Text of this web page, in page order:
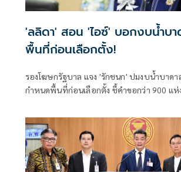
'ลลิดา' สอน 'ไอซ์' บอกงบน้ำบาด
พื้นที่ก่อนเลือกตั้ง!
รองโฆษกรัฐบาล แจง 'รักชนก' ปมงบน้ำบาดา
กำหนดพื้นที่ก่อนเลือกตั้ง ชี้คำขอกว่า 900 แห่